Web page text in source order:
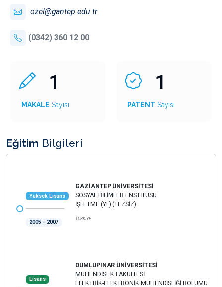
ozel@gantep.edu.tr
(0342) 360 12 00
1
MAKALE Sayısı
1
PATENT Sayısı
Eğitim Bilgileri
Yüksek Lisans
2005 - 2007
GAZİANTEP ÜNİVERSİTESİ
SOSYAL BİLİMLER ENSTİTÜSÜ
İŞLETME (YL) (TEZSİZ)
TÜRKİYE
Lisans
DUMLUPINAR ÜNİVERSİTESİ
MÜHENDİSLİK FAKÜLTESİ
ELEKTRİK-ELEKTRONİK MÜHENDİSLİĞİ BÖLÜMÜ